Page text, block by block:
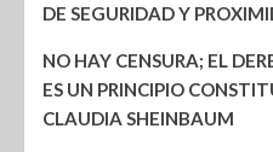
DE SEGURIDAD Y
NO HAY CENSURA; EL
ES UN PRINCIPIO
CLAUDIA SHEINBAUM